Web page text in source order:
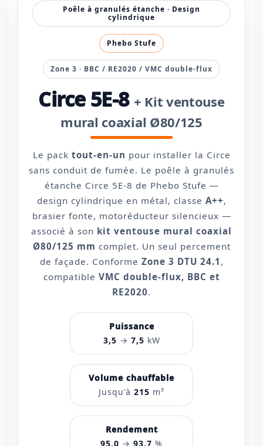
Poêle à granulés étanche · Design
cylindrique
Phebo Stufe
Zone 3 · BBC / RE2020 / VMC double-flux
Circe 5E-8 + Kit ventouse
mural coaxial Ø80/125
Le pack tout-en-un pour installer la Circe
sans conduit de fumée. Le poêle à granulés
étanche Circe 5E-8 de Phebo Stufe —
design cylindrique en métal, classe A++,
brasier fonte, motoréducteur silencieux —
associé à son kit ventouse mural coaxial
Ø80/125 mm complet. Un seul percement
de façade. Conforme Zone 3 DTU 24.1 ,
compatible VMC double-flux, BBC et
RE2020.
Puissance
3,5 → 7,5 kW
Volume chauffable
Jusqu'à 215 m³
Rendement
95,0 → 93,7 %